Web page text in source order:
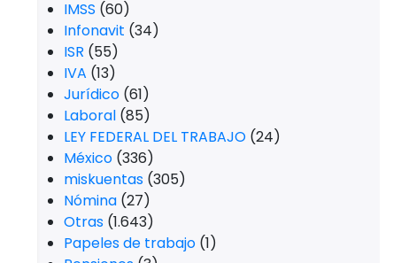
IMSS (60)
Infonavit (34)
ISR (55)
IVA (13)
Jurídico (61)
Laboral (85)
LEY FEDERAL DEL TRABAJO (24)
México (336)
miskuentas (305)
Nómina (27)
Otras (1.643)
Papeles de trabajo (1)